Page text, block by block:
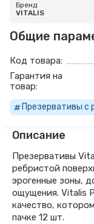
Бренд
VITALIS
Общие
Код товара:
Гарантия на
товар:
Презервативы с
Описание
Презервативы
ребристой
эрогенные зоны,
ощущения. Vitalis
качество,
пачке 12 шт.